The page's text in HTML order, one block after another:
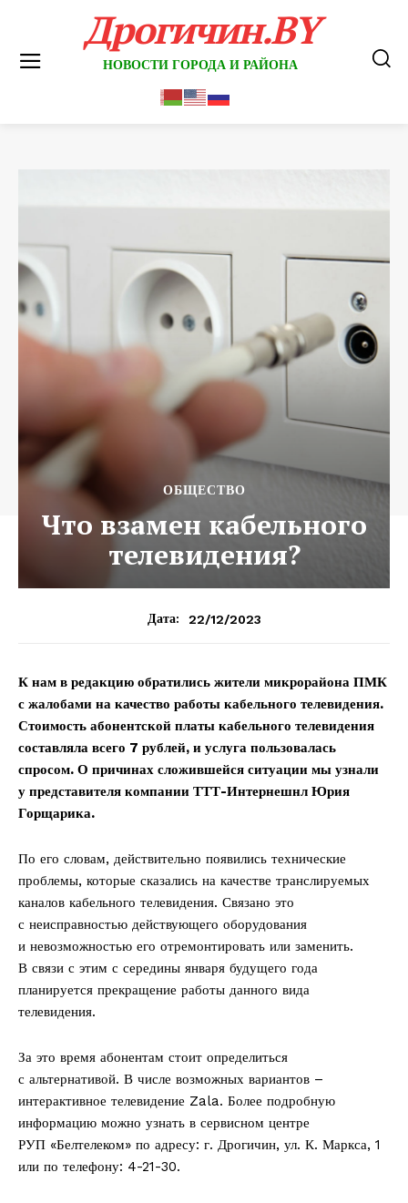
Дрогичин.BY
НОВОСТИ ГОРОДА И РАЙОНА
ОБЩЕСТВО
Что взамен кабельного
телевидения?
Дата: 22/12/2023
К нам в редакцию обратились жители микрорайона ПМК
с жалобами на качество работы кабельного телевидения.
Стоимость абонентской платы кабельного телевидения
составляла всего 7 руб­лей, и услуга пользовалась
спросом. О причинах сложившейся ситуации мы узнали
у представителя компании ТТТ-Интернешнл Юрия
Горщарика.
По его словам, действительно появились технические
проблемы, которые сказались на качестве транслируемых
каналов кабельного телевидения. Связано это
с неисправностью действующего оборудования
и невозможностью его отремонтировать или заменить.
В связи с этим с середины января будущего года
планируется прекращение работы данного вида
телевидения.
За это время абонентам стоит определиться
с альтернативой. В числе возможных вариантов –
интерактивное телевидение Zala. Более подробную
информацию можно узнать в сервисном центре
РУП «Белтелеком» по адресу: г. Дрогичин, ул. К. Маркса, 1
или по телефону: 4-21-30.